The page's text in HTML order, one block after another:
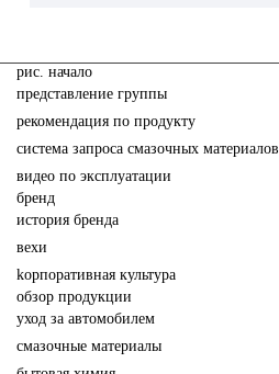
pис. начало
представление группы
рекомендация по продукту
система запроса смазочных материалов
видео по эксплуатации
бренд
история бренда
вехи
kорпоративная культура
обзор продукции
yход за автомобилем
cмазочные материалы